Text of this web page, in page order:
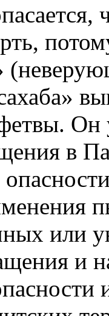
Он
в
или
и